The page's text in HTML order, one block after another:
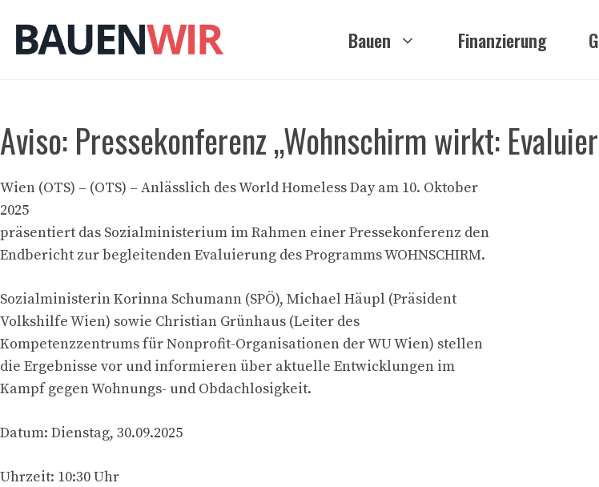
Inhalt
springen
Bauen Finanzierung
Aviso: Pressekonferenz „Wohnschirm wirkt:
Wien (OTS) – (OTS) – Anlässlich des World Homeless Day am 10. Oktober
2025
präsentiert das Sozialministerium im Rahmen einer Pressekonferenz den
Endbericht zur begleitenden Evaluierung des Programms WOHNSCHIRM.
Sozialministerin Korinna Schumann (SPÖ), Michael Häupl (Präsident
Volkshilfe Wien) sowie Christian Grünhaus (Leiter des
Kompetenzzentrums für Nonprofit-Organisationen der WU Wien) stellen
die Ergebnisse vor und informieren über aktuelle Entwicklungen im
Kampf gegen Wohnungs- und Obdachlosigkeit.
Datum: Dienstag, 30.09.2025
Uhrzeit: 10:30 Uhr